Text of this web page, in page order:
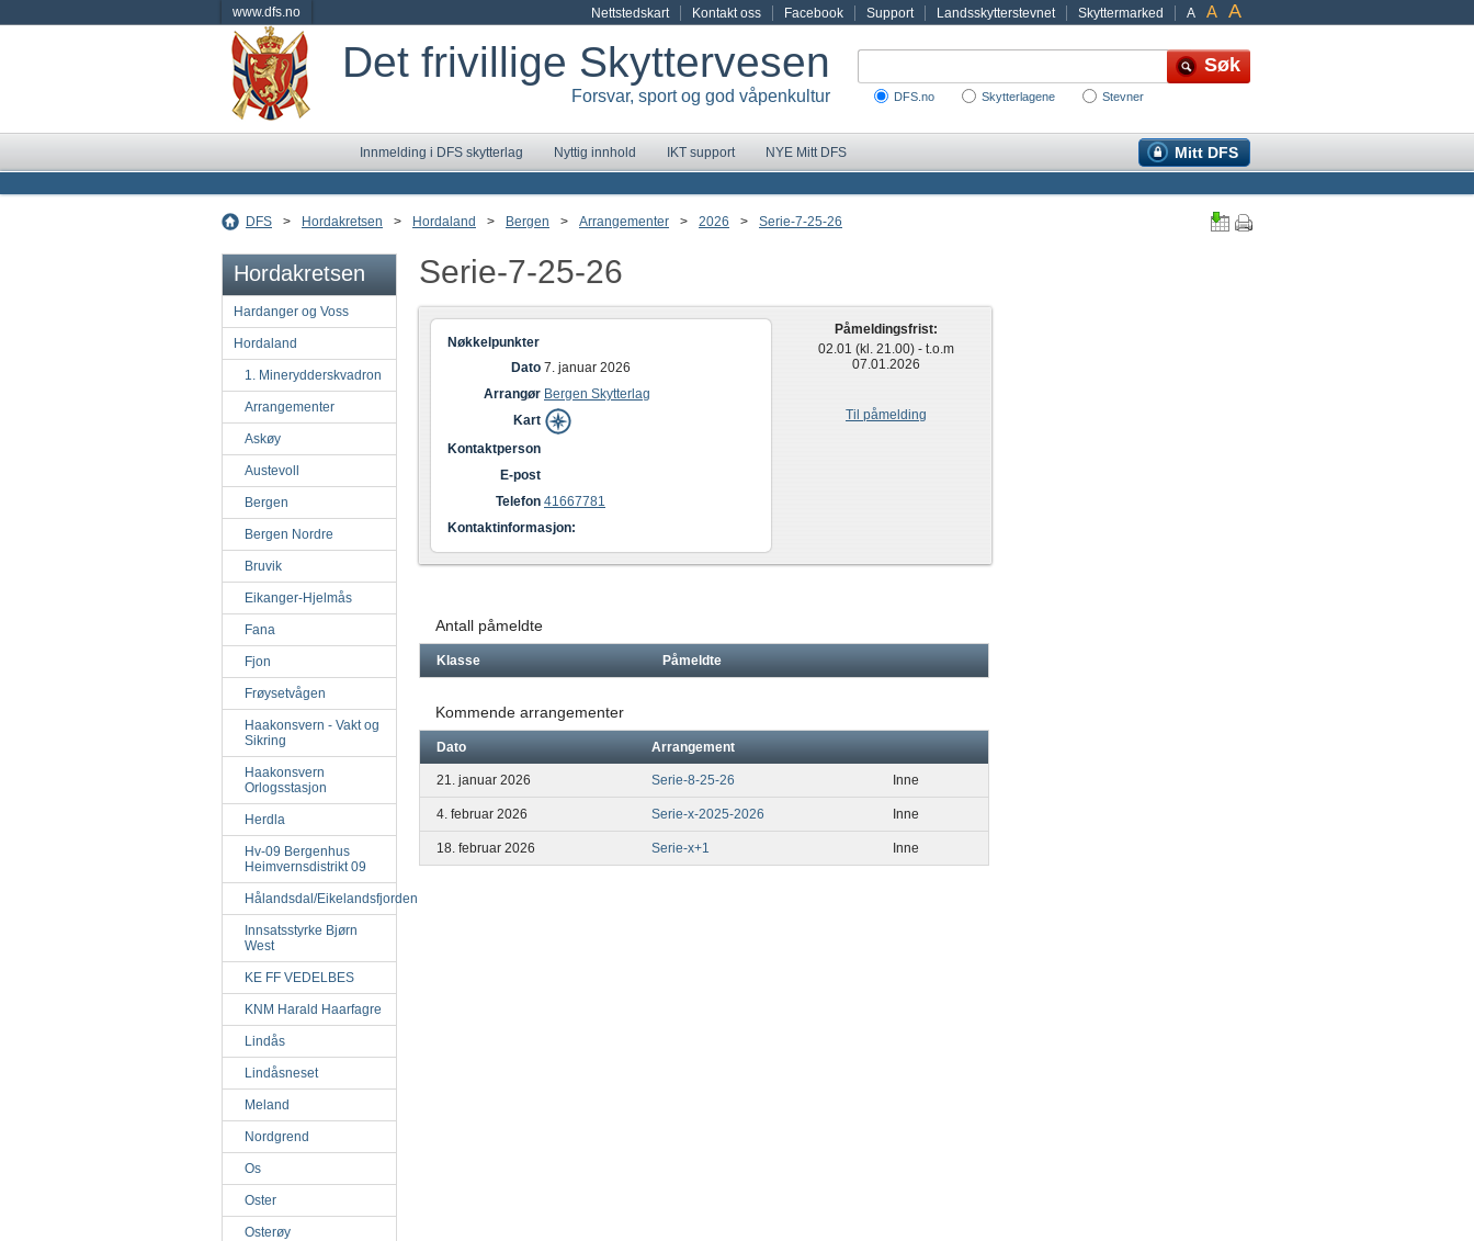
www.dfs.no A A A
Nettstedskart Kontakt oss Facebook Support Landsskytterstevnet Skyttermarked
Det frivillige Skyttervesen
Forsvar, sport og god våpenkultur DFS.no Skytterlagene Stevner
Innmelding i DFS skytterlag Nyttig innhold IKT support Mitt DFS
NYE Mitt DFS
DFS > Hordakretsen > Hordaland > Bergen > Arrangementer > 2026 > Serie-7-25-26
Hordakretsen
Hardanger og Voss
Hordaland
1. Minerydderskvadron
Arrangementer
Askøy
Austevoll
Bergen
Bergen Nordre
Bruvik
Eikanger-Hjelmås
Fana
Fjon
Frøysetvågen
Haakonsvern - Vakt og
Sikring
Haakonsvern
Orlogsstasjon
Herdla
Hv-09 Bergenhus
Heimvernsdistrikt 09
Hålandsdal/Eikelandsfjorden
Innsatsstyrke Bjørn
West
KE FF VEDELBES
KNM Harald Haarfagre
Lindås
Lindåsneset
Meland
Nordgrend
Os
Oster
Osterøy
Serie-7-25-26
Nøkkelpunkter
Dato 7. januar 2026
Arrangør Bergen Skytterlag
Kart
Kontaktperson
E-post
Telefon 41667781
Kontaktinformasjon:
Påmeldingsfrist:
02.01 (kl. 21.00) - t.o.m
07.01.2026
Til påmelding
Antall påmeldte
Klasse Påmeldte
Kommende arrangementer
Dato Arrangement
21. januar 2026 Serie-8-25-26 Inne
4. februar 2026 Serie-x-2025-2026 Inne
18. februar 2026 Serie-x+1 Inne